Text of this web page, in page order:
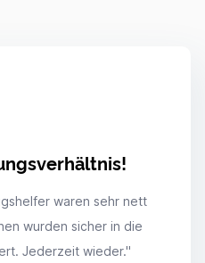
waren sehr nett
wurden sicher in die
Jederzeit wieder."